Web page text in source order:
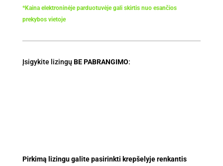
*Kaina elektroninėje parduotuvėje gali skirtis nuo esančios
prekybos vietoje
Įsigykite lizingų BE PABRANGIMO:
Pirkimą lizingu galite pasirinkti krepšelyje renkantis